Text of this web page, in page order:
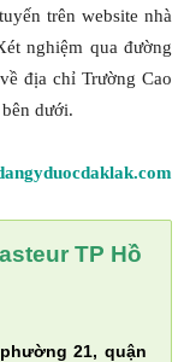
trên website nhà
nghiệm qua đường
địa chỉ Trường Cao
dưới.
TP Hồ
21, quận